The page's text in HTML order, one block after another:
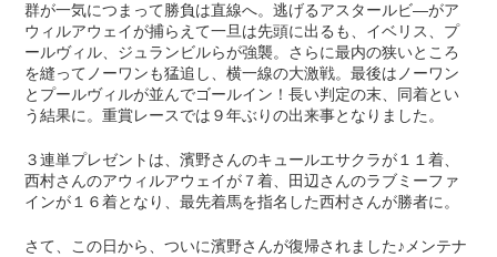
群が一気につまって勝負は直線へ。逃げるアスタールビ―がア
ウィルアウェイが捕らえて一旦は先頭に出るも、イベリス、プ
ールヴィル、ジュランビルらが強襲。さらに最内の狭いところ
を縫ってノーワンも猛追し、横一線の大激戦。最後はノーワン
とプールヴィルが並んでゴールイン！長い判定の末、同着とい
う結果に。重賞レースでは９年ぶりの出来事となりました。
３連単プレゼントは、濱野さんのキュールエサクラが１１着、
西村さんのアウィルアウェイが７着、田辺さんのラブミーファ
インが１６着となり、最先着馬を指名した西村さんが勝者に。
さて、この日から、ついに濱野さんが復帰されました♪メンテナ